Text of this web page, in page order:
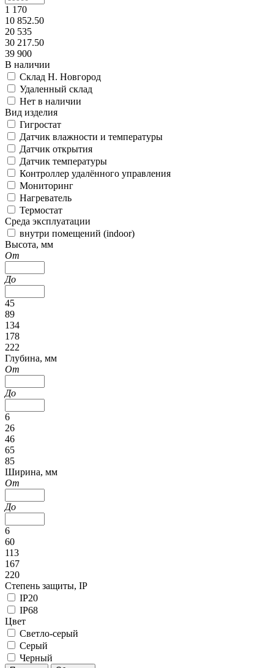
1 170
10 852.50
20 535
30 217.50
39 900
В наличии
Склад Н. Новгород
Удаленный склад
Нет в наличии
Вид изделия
Гигростат
Датчик влажности и температуры
Датчик открытия
Датчик температуры
Контроллер удалённого управления
Мониторинг
Нагреватель
Термостат
Среда эксплуатации
внутри помещений (indoor)
Высота, мм
От
До
45
89
134
178
222
Глубина, мм
От
До
6
26
46
65
85
Ширина, мм
От
До
6
60
113
167
220
Степень защиты, IP
IP20
IP68
Цвет
Светло-серый
Серый
Черный